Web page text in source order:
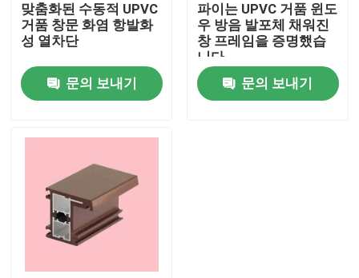
공장 여행
품질 관리
인용문을 요구하세요
UPVC 문 프로필
UPVC 윈도우 프로파일
맞춤화된 수동적 UPVC
거품 창문 화염 항발화
성 열차단
문의 보내기
파이는 UPVC 거품 윈도
우 방음 발포체 채워진
창 프레임을 증명했습
니다
문의 보내기